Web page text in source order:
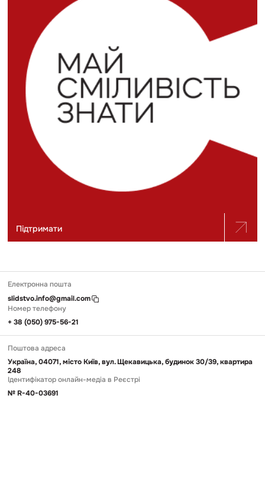
Підтримати
Електронна пошта
slidstvo.info@gmail.com
Номер телефону
+ 38 (050) 975-56-21
Поштова адреса
Україна, 04071, місто Київ, вул. Щекавицька, будинок 30/39, квартира
248
Ідентифікатор онлайн-медіа в Реєстрі
№ R-40-03691